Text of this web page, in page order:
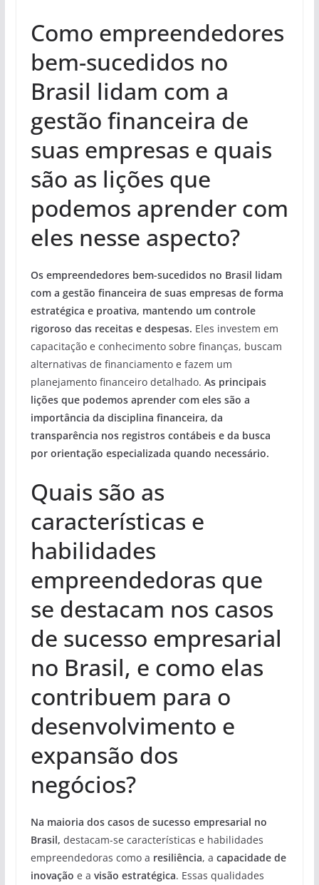
Como empreendedores
bem-sucedidos no
Brasil lidam com a
gestão financeira de
suas empresas e quais
são as lições que
podemos aprender com
eles nesse aspecto?
Os empreendedores bem-sucedidos no Brasil lidam
com a gestão financeira de suas empresas de forma
estratégica e proativa, mantendo um controle
rigoroso das receitas e despesas. Eles investem em
capacitação e conhecimento sobre finanças, buscam
alternativas de financiamento e fazem um
planejamento financeiro detalhado. As principais
lições que podemos aprender com eles são a
importância da disciplina financeira, da
transparência nos registros contábeis e da busca
por orientação especializada quando necessário.
Quais são as
características e
habilidades
empreendedoras que
se destacam nos casos
de sucesso empresarial
no Brasil, e como elas
contribuem para o
desenvolvimento e
expansão dos
negócios?
Na maioria dos casos de sucesso empresarial no
Brasil, destacam-se características e habilidades
empreendedoras como a resiliência, a capacidade de
inovação e a visão estratégica. Essas qualidades